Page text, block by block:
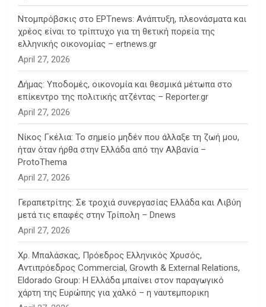
Ντομπρόβσκις στο ΕΡΤnews: Ανάπτυξη, πλεονάσματα και
χρέος είναι το τρίπτυχο για τη θετική πορεία της
ελληνικής οικονομίας – ertnews.gr
April 27, 2026
Δήμας: Υποδομές, οικονομία και θεσμικά μέτωπα στο
επίκεντρο της πολιτικής ατζέντας – Reporter.gr
April 27, 2026
Νίκος Γκέλια: Το σημείο μηδέν που άλλαξε τη ζωή μου,
ήταν όταν ήρθα στην Ελλάδα από την Αλβανία –
ProtoThema
April 27, 2026
Γεραπετρίτης: Σε τροχιά συνεργασίας Ελλάδα και Λιβύη
μετά τις επαφές στην Τρίπολη – Dnews
April 27, 2026
Χρ. Μπαλάσκας, Πρόεδρος Ελληνικός Χρυσός,
Αντιπρόεδρος Commercial, Growth & External Relations,
Eldorado Group: Η Ελλάδα μπαίνει στον παραγωγικό
χάρτη της Ευρώπης για χαλκό – η ναυτεμπορικη